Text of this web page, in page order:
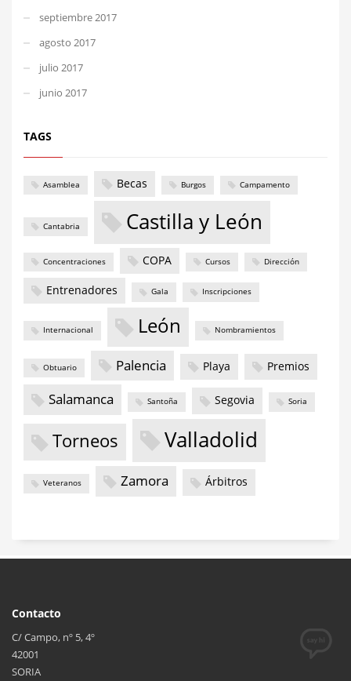
septiembre 2017
agosto 2017
julio 2017
junio 2017
TAGS
Asamblea Becas Burgos Campamento
Cantabria Castilla y León
Concentraciones COPA Cursos Dirección
Entrenadores Gala Inscripciones
Internacional León Nombramientos
Obtuario Palencia Playa Premios
Salamanca Santoña Segovia Soria
Torneos Valladolid
Veteranos Zamora Árbitros
Contacto
C/ Campo, nº 5, 4º
42001
SORIA